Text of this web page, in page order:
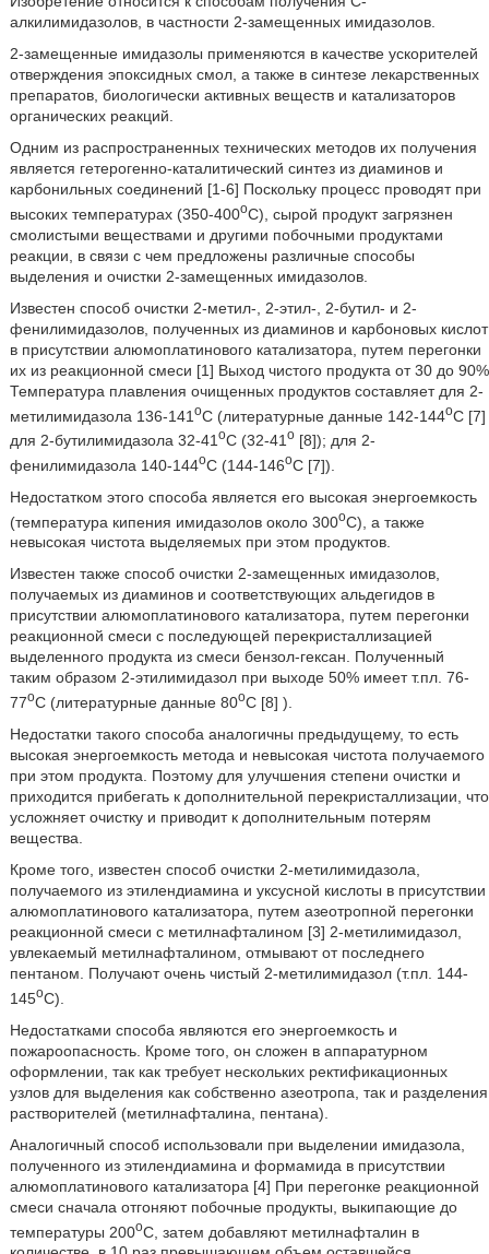
алкилимидазолов, в частности 2-замещенных имидазолов.
2-замещенные имидазолы применяются в качестве ускорителей
отверждения эпоксидных смол, а также в синтезе лекарственных
препаратов, биологически активных веществ и катализаторов
органических реакций.
Одним из распространенных технических методов их получения
является гетерогенно-каталитический синтез из диаминов и
карбонильных соединений [1-6] Поскольку процесс проводят при
высоких температурах (350-400оС), сырой продукт загрязнен
смолистыми веществами и другими побочными продуктами
реакции, в связи с чем предложены различные способы
выделения и очистки 2-замещенных имидазолов.
Известен способ очистки 2-метил-, 2-этил-, 2-бутил- и 2-
фенилимидазолов, полученных из диаминов и карбоновых кислот
в присутствии алюмоплатинового катализатора, путем перегонки
их из реакционной смеси [1] Выход чистого продукта от 30 до 90%
Температура плавления очищенных продуктов составляет для 2-
метилимидазола 136-141 оС (литературные данные 142-144оС [7]
для 2-бутилимидазола 32-41 оС (32-41 о[8]); для 2-
фенилимидазола 140-144оС (144-146оС [7]).
Недостатком этого способа является его высокая энергоемкость
(температура кипения имидазолов около 300оС), а также
невысокая чистота выделяемых при этом продуктов.
Известен также способ очистки 2-замещенных имидазолов,
получаемых из диаминов и соответствующих альдегидов в
присутствии алюмоплатинового катализатора, путем перегонки
реакционной смеси с последующей перекристаллизацией
выделенного продукта из смеси бензол-гексан. Полученный
таким образом 2-этилимидазол при выходе 50% имеет т.пл. 76-
77оС (литературные данные 80оС [8] ).
Недостатки такого способа аналогичны предыдущему, то есть
высокая энергоемкость метода и невысокая чистота получаемого
при этом продукта. Поэтому для улучшения степени очистки и
приходится прибегать к дополнительной перекристаллизации, что
усложняет очистку и приводит к дополнительным потерям
вещества.
Кроме того, известен способ очистки 2-метилимидазола,
получаемого из этилендиамина и уксусной кислоты в присутствии
алюмоплатинового катализатора, путем азеотропной перегонки
реакционной смеси с метилнафталином [3] 2-метилимидазол,
увлекаемый метилнафталином, отмывают от последнего
пентаном. Получают очень чистый 2-метилимидазол (т.пл. 144-
145оС).
Недостатками способа являются его энергоемкость и
пожароопасность. Кроме того, он сложен в аппаратурном
оформлении, так как требует нескольких ректификационных
узлов для выделения как собственно азеотропа, так и разделения
растворителей (метилнафталина, пентана).
Аналогичный способ использовали при выделении имидазола,
полученного из этилендиамина и формамида в присутствии
алюмоплатинового катализатора [4] При перегонке реакционной
смеси сначала отгоняют побочные продукты, выкипающие до
температуры 200оС, затем добавляют метилнафталин в